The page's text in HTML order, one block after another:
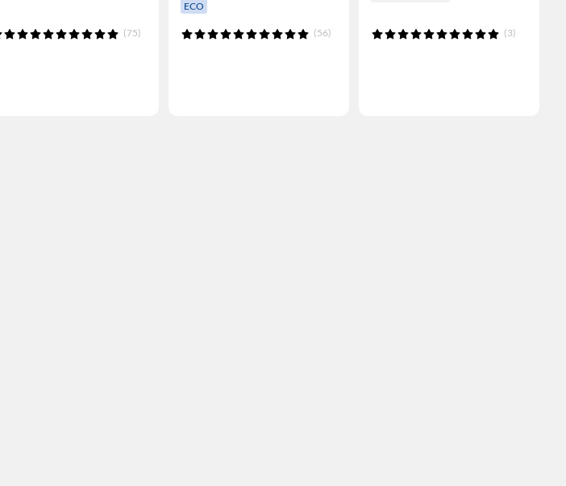
(75)
ECO
(56) (3)